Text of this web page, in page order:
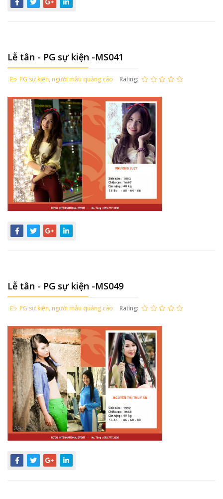
Lễ tân - PG sự kiện -MS041
PG sự kiện, người mẫu quảng cáo Rating:
Lễ tân - PG sự kiện -MS049
PG sự kiện, người mẫu quảng cáo Rating: